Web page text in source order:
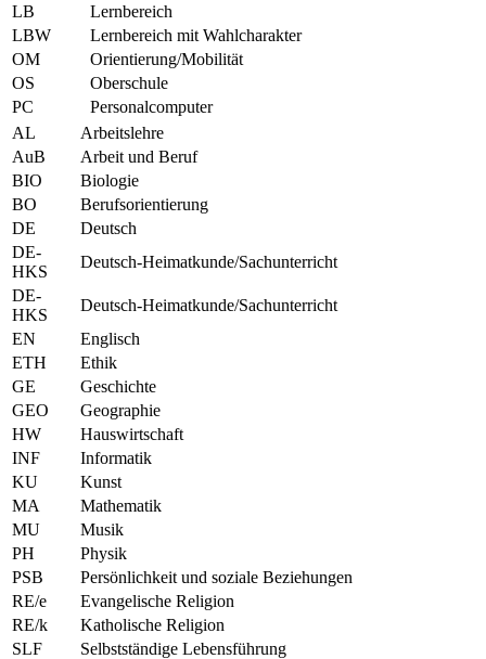
LB
Lernbereich
LBW
Lernbereich mit Wahlcharakter
OM
Orientierung/Mobilität
OS
Oberschule
PC
Personalcomputer
AL
Arbeitslehre
AuB
Arbeit und Beruf
BIO
Biologie
BO
Berufsorientierung
DE
Deutsch
DE-
HKS
Deutsch-Heimatkunde/Sachunterricht
DE-
HKS
Deutsch-Heimatkunde/Sachunterricht
EN
Englisch
ETH
Ethik
GE
Geschichte
GEO
Geographie
HW
Hauswirtschaft
INF
Informatik
KU
Kunst
MA
Mathematik
MU
Musik
PH
Physik
PSB
Persönlichkeit und soziale Beziehungen
RE/e
Evangelische Religion
RE/k
Katholische Religion
SLF
Selbstständige Lebensführung